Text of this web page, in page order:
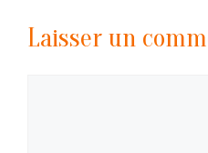
Laisser un